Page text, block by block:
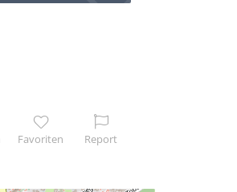
Favoriten Report